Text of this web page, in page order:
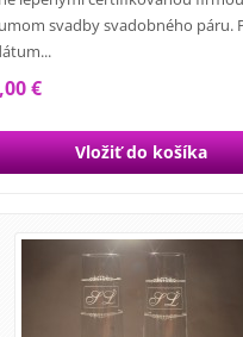
svadby svadobného páru.
€